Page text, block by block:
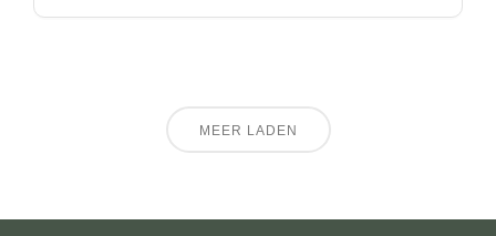
MEER LADEN